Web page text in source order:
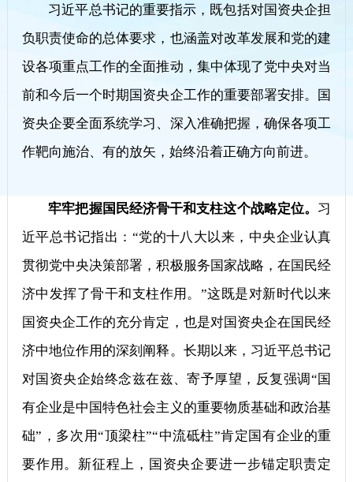
习近平总书记的重要指示，既包括对国资央企担
负职责使命的总体要求，也涵盖对改革发展和党的建
设各项重点工作的全面推动，集中体现了党中央对当
前和今后一个时期国资央企工作的重要部署安排。国
资央企要全面系统学习、深入准确把握，确保各项工
作靶向施治、有的放矢，始终沿着正确方向前进。
牢牢把握国民经济骨干和支柱这个战略定位。 习
近平总书记指出：“党的十八大以来，中央企业认真
贯彻党中央决策部署，积极服务国家战略，在国民经
济中发挥了骨干和支柱作用。”这既是对新时代以来
国资央企工作的充分肯定，也是对国资央企在国民经
济中地位作用的深刻阐释。长期以来，习近平总书记
对国资央企始终念兹在兹、寄予厚望，反复强调“国
有企业是中国特色社会主义的重要物质基础和政治基
础”，多次用“顶梁柱”“中流砥柱”肯定国有企业的重
要作用。新征程上，国资央企要进一步锚定职责定